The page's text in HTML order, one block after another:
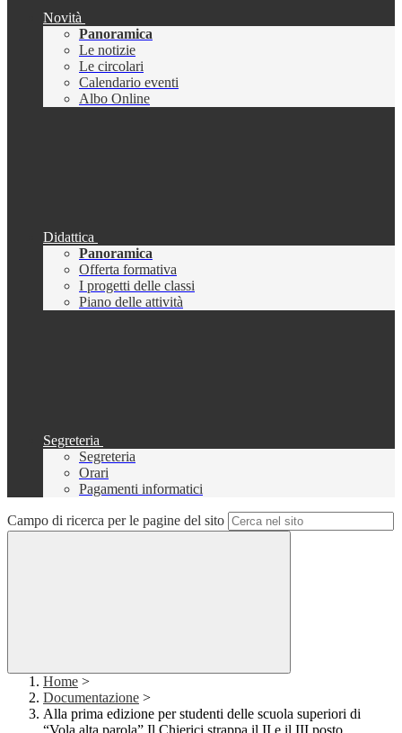
Novità
Panoramica
Le notizie
Le circolari
Calendario eventi
Albo Online
Didattica
Panoramica
Offerta formativa
I progetti delle classi
Piano delle attività
Segreteria
Segreteria
Orari
Pagamenti informatici
Campo di ricerca per le pagine del sito
Home >
Documentazione >
Alla prima edizione per studenti delle scuola superiori di